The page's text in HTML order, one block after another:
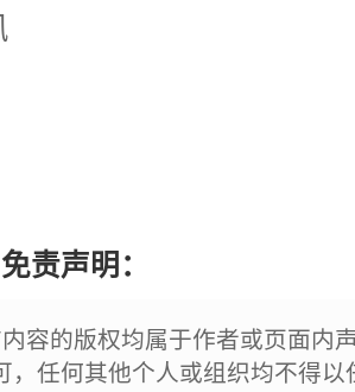
责声明：
容的版权均属于作者或页面内
，任何其他个人或组织均不得